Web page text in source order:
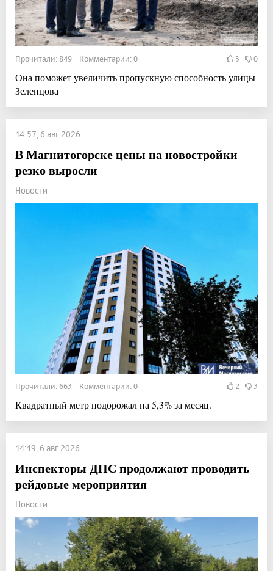
Прочитали: 849 Комментарии: 0 3 0
Она поможет увеличить пропускную способность улицы
Зеленцова
14:57, 6 авг 2026
В Магнитогорске цены на новостройки
резко выросли
Новости
Прочитали: 663 Комментарии: 0 2 3
Квадратный метр подорожал на 5,3% за месяц.
14:19, 6 авг 2026
Инспекторы ДПС продолжают проводить
рейдовые мероприятия
Новости